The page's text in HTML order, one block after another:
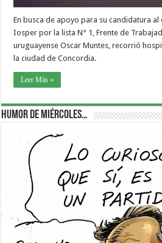
En busca de apoyo para su candidatura
Iosper por la lista N° 1, Frente de
uruguayense Oscar Muntes, recorrió
la ciudad de Concordia.
Leer Más »
Humor de Miércoles…